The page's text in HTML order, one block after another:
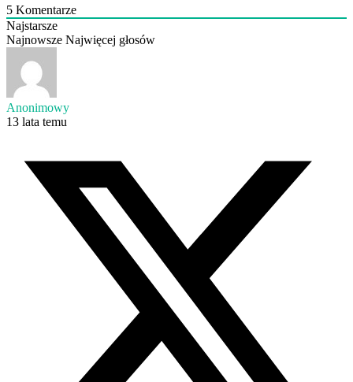
5 Komentarze
Najstarsze
Najnowsze Najwięcej głosów
Anonimowy
13 lata temu